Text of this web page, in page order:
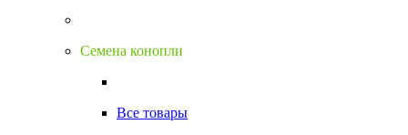
Семена конопли
Все товары